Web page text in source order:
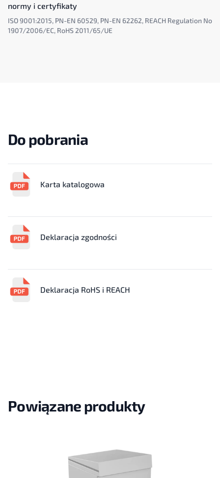
normy i certyfikaty
ISO 9001:2015, PN-EN 60529, PN-EN 62262, REACH Regulation No
1907/2006/EC, RoHS 2011/65/UE
Do pobrania
Karta katalogowa
Deklaracja zgodności
Deklaracja RoHS i REACH
Powiązane produkty